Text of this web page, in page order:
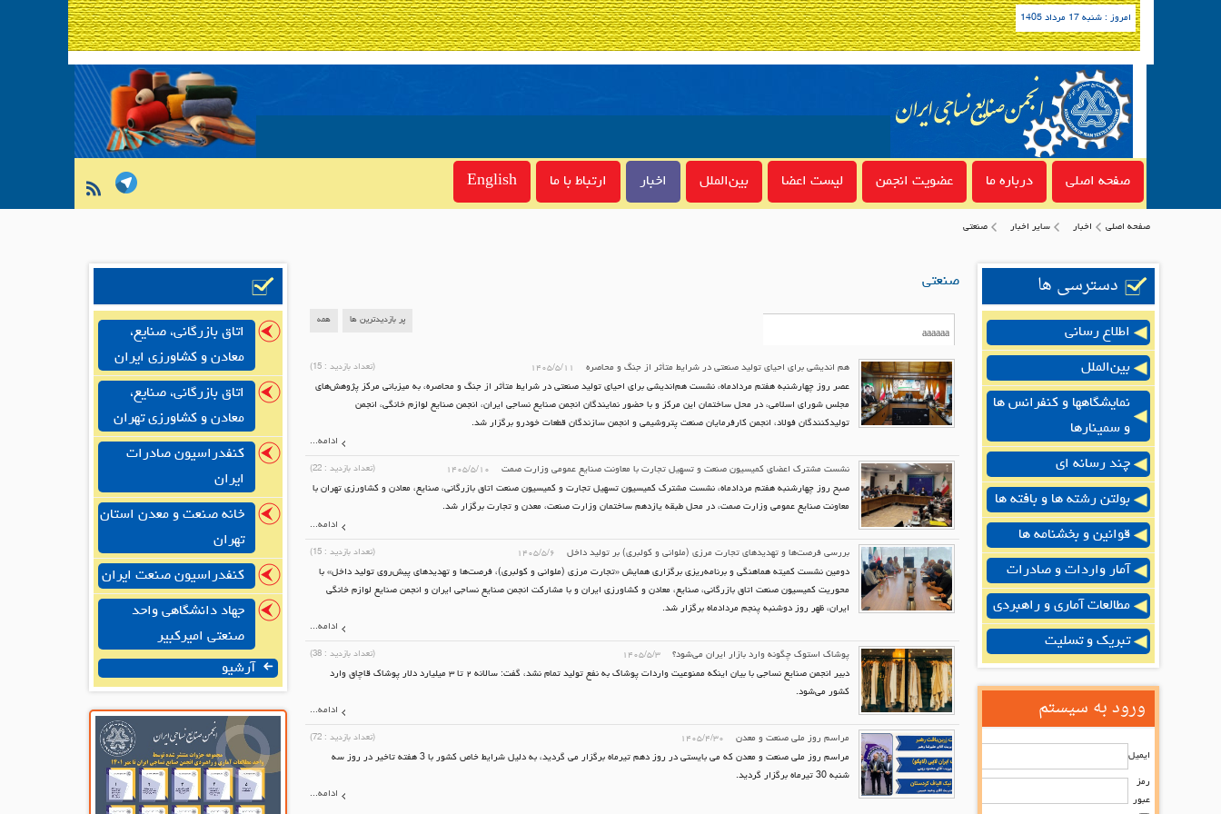
امروز : شنبه 17 مرداد 1405
صفحه اصلی درباره ما عضویت انجمن لیست اعضا بین‌الملل اخبار ارتباط با ما English
صفحه اصلی اخبار سایر اخبار صنعتی
دسترسی ها
اطلاع رسانی
بین‌الملل
نمایشگاهها و کنفرانس ها
و سمینارها
چند رسانه ای
بولتن رشته ها و بافته ها
قوانین و بخشنامه ها
آمار واردات و صادرات
مطالعات آماری و راهبردی
تبریک و تسلیت
ورود به سیستم
ایمیل
رمز
عبور
صنعتی
پر بازدیدترین ها همه
هم اندیشی برای احیای تولید صنعتی در شرایط متأثر از جنگ و محاصره ۱۴۰۵/۵/۱۱ (تعداد بازدید : 15
)
عصر روز چهارشنبه هفتم مردادماه، نشست هم‌اندیشی برای احیای تولید صنعتی در شرایط متأثر از جنگ و محاصره، به میزبانی مرکز پژوهش‌های
مجلس شورای اسلامی، در محل ساختمان این مرکز و با حضور نمایندگان انجمن صنایع نساجی ایران، انجمن صنایع لوازم خانگی، انجمن
تولیدکنندگان فولاد، انجمن کارفرمایان صنعت پتروشیمی و انجمن سازندگان قطعات خودرو برگزار شد.
ادامه...
نشست مشترک اعضای کمیسیون صنعت و تسهیل تجارت با معاونت صنایع عمومی وزارت صمت ۱۴۰۵/۵/۱۰ (تعداد بازدید : 22
)
صبح روز چهارشنبه هفتم مردادماه، نشست مشترک کمیسیون تسهیل تجارت و کمیسیون صنعت اتاق بازرگانی، صنایع، معادن و کشاورزی تهران با
معاونت صنایع عمومی وزارت صمت، در محل طبقه یازدهم ساختمان وزارت صنعت، معدن و تجارت برگزار شد.
ادامه...
بررسی فرصت‌ها و تهدیدهای تجارت مرزی (ملوانی و کولبری) بر تولید داخل ۱۴۰۵/۵/۶ (تعداد بازدید : 15
)
دومین نشست کمیته هماهنگی و برنامه‌ریزی برگزاری همایش «تجارت مرزی (ملوانی و کولبری)، فرصت‌ها و تهدیدهای پیش‌روی تولید داخل» با
محوریت کمیسیون صنعت اتاق بازرگانی، صنایع، معادن و کشاورزی ایران و با مشارکت انجمن صنایع نساجی ایران و انجمن صنایع لوازم خانگی
ایران، ظهر روز دوشنبه پنجم مردادماه برگزار شد.
ادامه...
پوشاک استوک چگونه وارد بازار ایران می‌شود؟ ۱۴۰۵/۵/۳ (تعداد بازدید : 38
)
دبیر انجمن صنایع نساجی با بیان اینکه ممنوعیت واردات پوشاک به نفع تولید تمام نشد، گفت: سالانه ۲ تا ۳ میلیارد دلار پوشاک قاچاق وارد
کشور می‌شود.
ادامه...
مراسم روز ملی صنعت و معدن ۱۴۰۵/۴/۳۰ (تعداد بازدید : 72
)
مراسم روز ملی صنعت و معدن که می بایستی در روز دهم تیرماه برگزار می گردید، به دلیل شرایط خاص کشور با 3 هفته تاخیر در روز سه
شنبه 30 تیرماه برگزار گردید.
ادامه...
اتاق بازرگانی، صنایع،
معادن و کشاورزی ایران
اتاق بازرگانی، صنایع،
معادن و کشاورزی تهران
کنفدراسیون صادرات
ایران
خانه صنعت و معدن استان
تهران
کنفدراسیون صنعت ایران
جهاد دانشگاهی واحد
صنعتی امیرکبیر
آرشیو